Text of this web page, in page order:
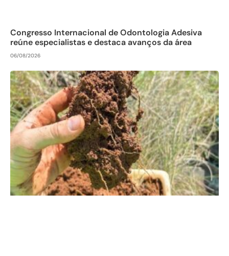
Congresso Internacional de Odontologia Adesiva
reúne especialistas e destaca avanços da área
06/08/2026